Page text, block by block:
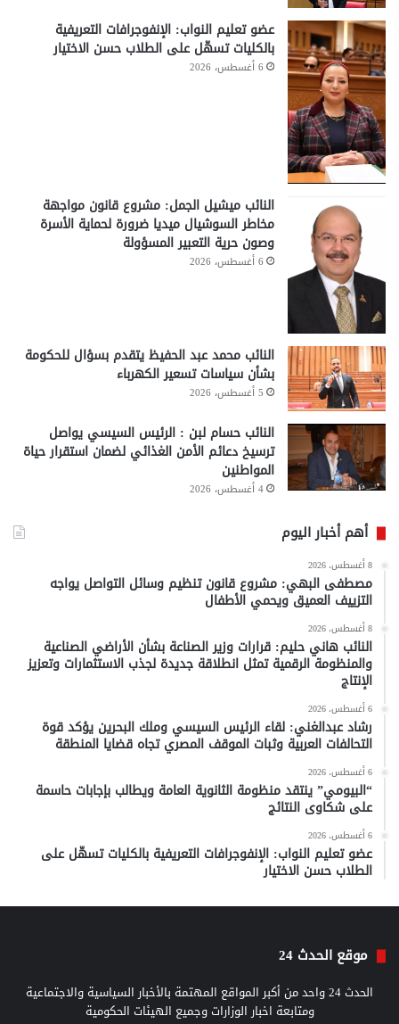
عضو تعليم النواب: الإنفوجرافات التعريفية
بالكليات تسهّل على الطلاب حسن الاختيار
6 أغسطس، 2026
النائب ميشيل الجمل: مشروع قانون مواجهة
مخاطر السوشيال ميديا ضرورة لحماية الأسرة
وصون حرية التعبير المسؤولة
6 أغسطس، 2026
النائب محمد عبد الحفيظ يتقدم بسؤال للحكومة
بشأن سياسات تسعير الكهرباء
5 أغسطس، 2026
النائب حسام لبن : الرئيس السيسي يواصل
ترسيخ دعائم الأمن الغذائي لضمان استقرار حياة
المواطنين
4 أغسطس، 2026
أهم أخبار اليوم
8 أغسطس، 2026
مصطفى البهي: مشروع قانون تنظيم وسائل التواصل يواجه
التزييف العميق ويحمي الأطفال
8 أغسطس، 2026
النائب هاني حليم: قرارات وزير الصناعة بشأن الأراضي الصناعية
والمنظومة الرقمية تمثل انطلاقة جديدة لجذب الاستثمارات وتعزيز
الإنتاج
6 أغسطس، 2026
رشاد عبدالغني: لقاء الرئيس السيسي وملك البحرين يؤكد قوة
التحالفات العربية وثبات الموقف المصري تجاه قضايا المنطقة
6 أغسطس، 2026
“البيومي” ينتقد منظومة الثانوية العامة ويطالب بإجابات حاسمة
على شكاوى النتائج
6 أغسطس، 2026
عضو تعليم النواب: الإنفوجرافات التعريفية بالكليات تسهّل على
الطلاب حسن الاختيار
موقع الحدث 24
الحدث 24 واحد من أكبر المواقع المهتمة بالأخبار السياسية والاجتماعية
ومتابعة اخبار الوزارات وجميع الهيئات الحكومية